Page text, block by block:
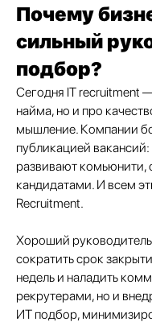
Почему
сильный
подбор?
Сегодня IT recruitment
найма, но и про
мышление. Компании
публикацией
развивают комьюнити,
кандидатами. И всем
Recruitment.
Хороший
сократить срок
недель и наладить
рекрутерами, но и
ИТ подбор,